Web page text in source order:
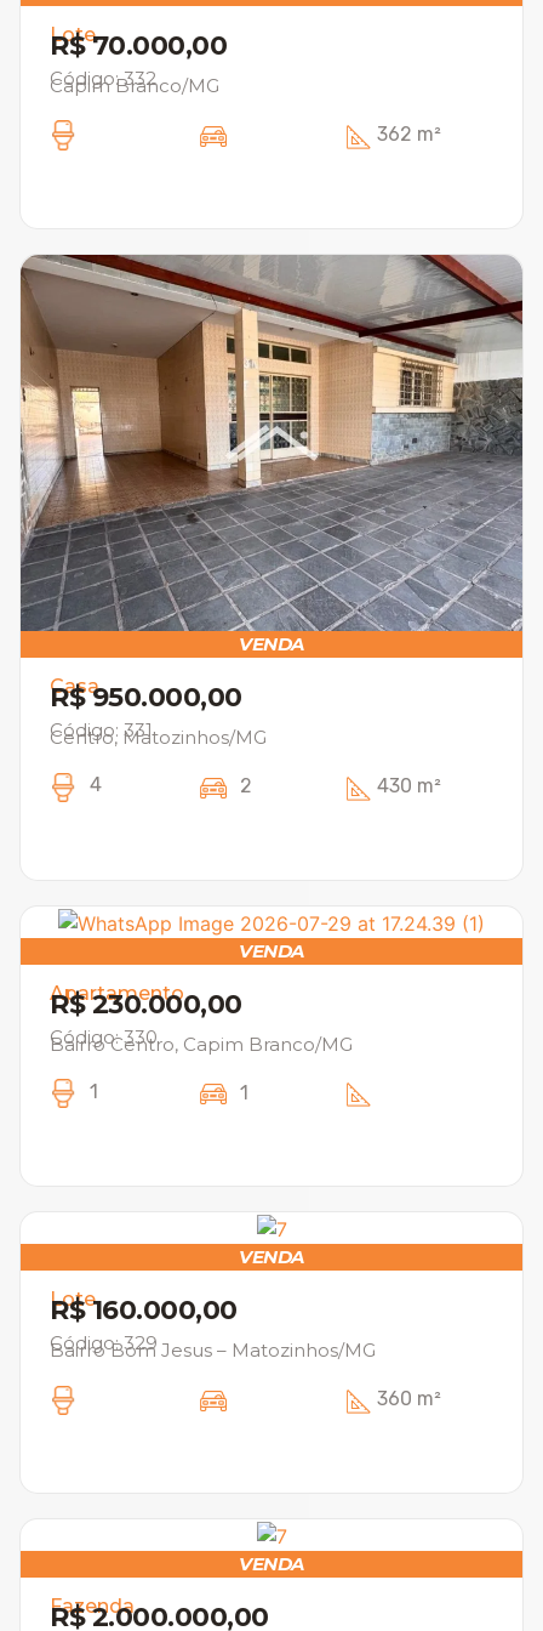
Lote
R$ 70.000,00
Código: 332
Capim Branco/MG
362 m²
VENDA
Casa
R$ 950.000,00
Código: 331
Centro, Matozinhos/MG
4 2 430 m²
VENDA
Apartamento
R$ 230.000,00
Código: 330
Bairro Centro, Capim Branco/MG
1 1
VENDA
Lote
R$ 160.000,00
Código: 329
Bairro Bom Jesus – Matozinhos/MG
360 m²
VENDA
Fazenda
R$ 2.000.000,00